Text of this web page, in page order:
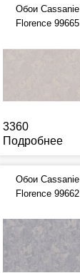
Обои Cassanie
Florence 99665
3360
Подробнее
Обои Cassanie
Florence 99662